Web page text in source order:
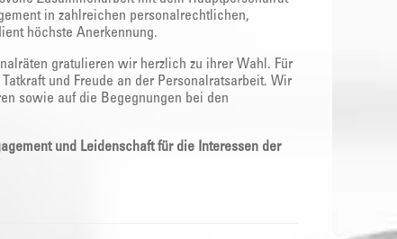
in zahlreichen personalrechtlichen,
höchste Anerkennung.
gratulieren wir herzlich zu ihrer Wahl. Für
und Freude an der Personalratsarbeit. Wir
sowie auf die Begegnungen bei den
und Leidenschaft für die Interessen der